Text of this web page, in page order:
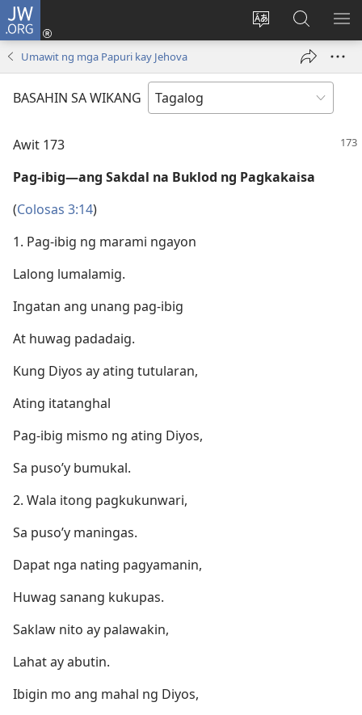
JW.ORG
Baguhin
ng
Mag-
log
bubukas
sa
JW.ORG
Umawit ng mga Papuri kay Jehova
BASAHIN SA WIKANG
Awit 173
Pag-ibig—ang Sakdal na Buklod ng Pagkakaisa
(Colosas 3:14)
1. Pag-ibig ng marami ngayon
Lalong lumalamig.
Ingatan ang unang pag-ibig
At huwag padadaig.
Kung Diyos ay ating tutularan,
Ating itatanghal
Pag-ibig mismo ng ating Diyos,
Sa puso’y bumukal.
2. Wala itong pagkukunwari,
Sa puso’y maningas.
Dapat nga nating pagyamanin,
Huwag sanang kukupas.
Saklaw nito ay palawakin,
Lahat ay abutin.
Ibigin mo ang mahal ng Diyos,